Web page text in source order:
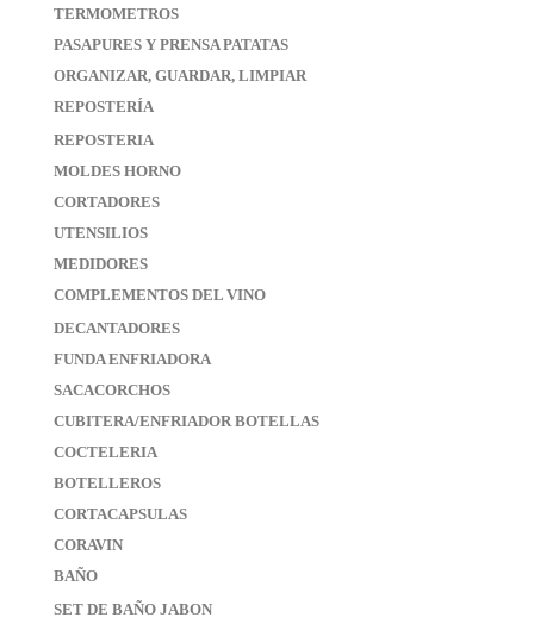
TERMOMETROS
PASAPURES Y PRENSA PATATAS
ORGANIZAR, GUARDAR, LIMPIAR
REPOSTERÍA
REPOSTERIA
MOLDES HORNO
CORTADORES
UTENSILIOS
MEDIDORES
COMPLEMENTOS DEL VINO
DECANTADORES
FUNDA ENFRIADORA
SACACORCHOS
CUBITERA/ENFRIADOR BOTELLAS
COCTELERIA
BOTELLEROS
CORTACAPSULAS
CORAVIN
BAÑO
SET DE BAÑO JABON